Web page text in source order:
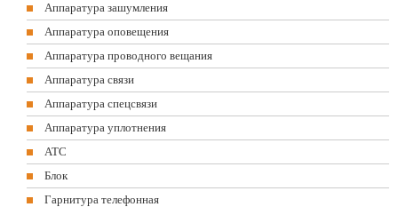
Аппаратура зашумления
Аппаратура оповещения
Аппаратура проводного вещания
Аппаратура связи
Аппаратура спецсвязи
Аппаратура уплотнения
АТС
Блок
Гарнитура телефонная